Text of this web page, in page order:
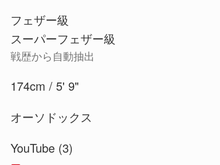
フェザー級
スーパーフェザー級
戦歴から自動抽出
174cm / 5' 9"
オーソドックス
YouTube (3)